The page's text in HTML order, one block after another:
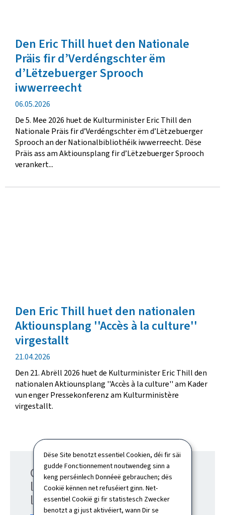
Dëse Site benotzt essentiel Cookien, déi fir säi
gudde Fonctionnement noutwendeg sinn a
keng perséinlech Donnéeë gebrauchen; dës
Cookië kënnen net refuséiert ginn. Net-
essentiel Cookië gi fir statistesch Zwecker
benotzt a gi just aktivéiert, wann Dir se
Den Eric Thill huet den Nationale
Präis fir d’Verdéngschter ëm
d’Lëtzebuerger Sprooch
iwwerreecht
Verëffentlechungsdatum
06.05.2026
De 5. Mee 2026 huet de Kulturminister Eric Thill den
Nationale Präis fir d’Verdéngschter ëm d’Lëtzebuerger
Sprooch an der Nationalbibliothéik iwwerreecht. Dëse
Präis ass am Aktiounsplang fir d’Lëtzebuerger Sprooch
verankert...
Den Eric Thill huet den nationalen
Aktiounsplang ''Accès à la culture''
virgestallt
Verëffentlechungsdatum
21.04.2026
Den 21. Abrëll 2026 huet de Kulturminister Eric Thill den
nationalen Aktiounsplang ''Accès à la culture'' am Kader
vun enger Pressekonferenz am Kulturministère
virgestallt.
Commission
luxembourgeoise pour
l'UNESCO